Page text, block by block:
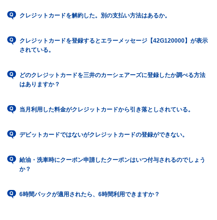
クレジットカードを解約した。別の支払い方法はあるか。
クレジットカードを登録するとエラーメッセージ【42G120000】が表示
されている。
どのクレジットカードを三井のカーシェアーズに登録したか調べる方法
はありますか？
当月利用した料金がクレジットカードから引き落としされている。
デビットカードではないがクレジットカードの登録ができない。
給油・洗車時にクーポン申請したクーポンはいつ付与されるのでしょう
か？
6時間パックが適用されたら、6時間利用できますか？